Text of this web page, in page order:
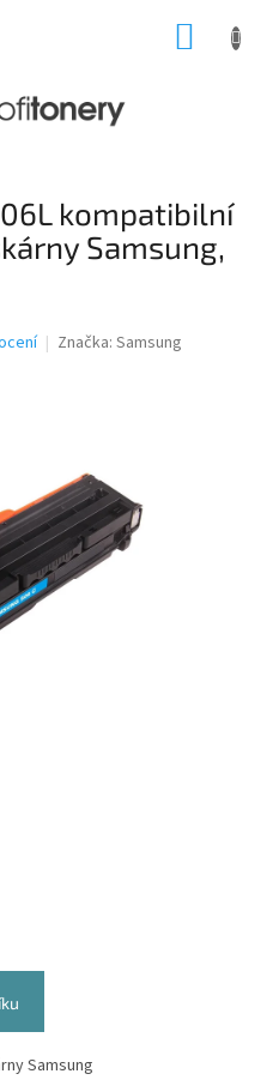
kompatibilní
Samsung,
Značka: Samsung
Samsung